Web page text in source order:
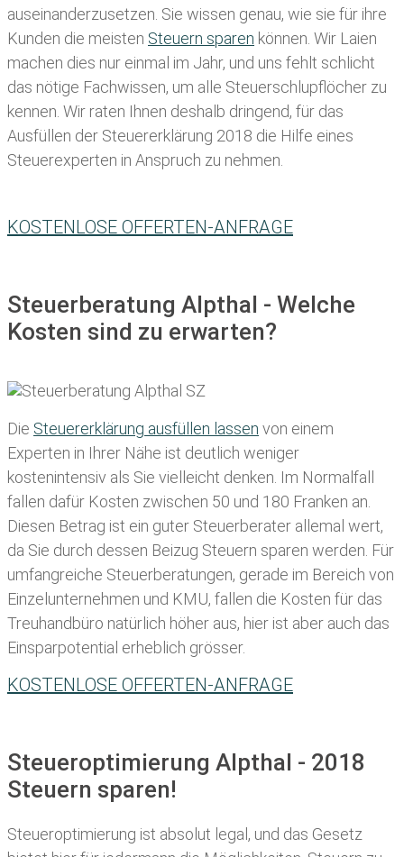
auseinanderzusetzen. Sie wissen genau, wie sie für ihre
Kunden die meisten Steuern sparen können. Wir Laien
machen dies nur einmal im Jahr, und uns fehlt schlicht
das nötige Fachwissen, um alle Steuerschlupflöcher zu
kennen. Wir raten Ihnen deshalb dringend, für das
Ausfüllen der Steuererklärung 2018 die Hilfe eines
Steuerexperten in Anspruch zu nehmen.
KOSTENLOSE OFFERTEN-ANFRAGE
Steuerberatung Alpthal - Welche
Kosten sind zu erwarten?
Die Steuererklärung ausfüllen lassen von einem
Experten in Ihrer Nähe ist deutlich weniger
kostenintensiv als Sie vielleicht denken. Im Normalfall
fallen dafür Kosten zwischen 50 und 180 Franken an.
Diesen Betrag ist ein guter Steuerberater allemal wert,
da Sie durch dessen Beizug Steuern sparen werden. Für
umfangreiche Steuerberatungen, gerade im Bereich von
Einzelunternehmen und KMU, fallen die Kosten für das
Treuhandbüro natürlich höher aus, hier ist aber auch das
Einsparpotential erheblich grösser.
KOSTENLOSE OFFERTEN-ANFRAGE
Steueroptimierung Alpthal - 2018
Steuern sparen!
Steueroptimierung ist absolut legal, und das Gesetz